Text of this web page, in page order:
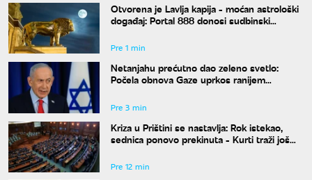
Otvorena je Lavlja kapija - moćan astrološki
događaj: Portal 888 donosi sudbinski
Pre 1 min
Netanjahu prećutno dao zeleno svetlo:
Počela obnova Gaze uprkos ranijem
Pre 3 min
Kriza u Prištini se nastavlja: Rok istekao,
sednica ponovo prekinuta - Kurti traži još
Pre 12 min